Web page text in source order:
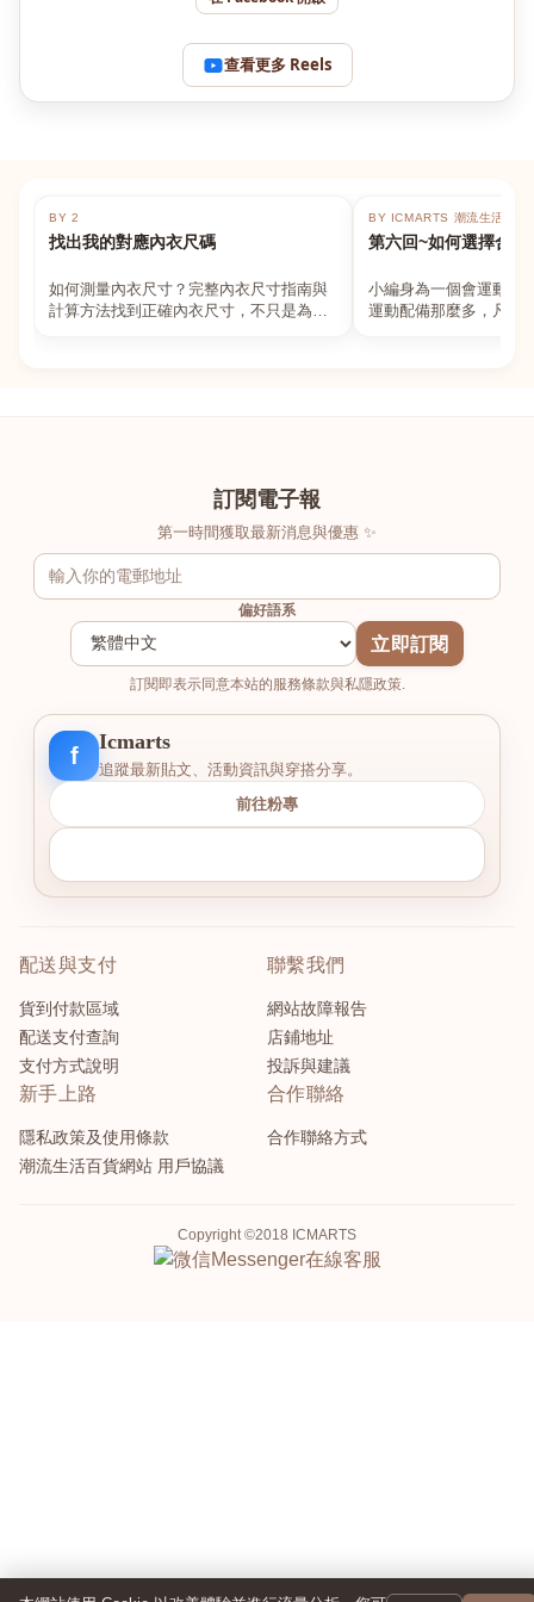
查看更多 Reels
BY 2
找出我的對應內衣尺碼
如何測量內衣尺寸？完整內衣尺寸指南與
計算方法找到正確內衣尺寸，不只是為了
BY ICMARTS 潮流生活百貨
第六回~如何選擇合適
小編身為一個會運動的
運動配備那麼多，凡舉
訂閱電子報
第一時間獲取最新消息與優惠 ✨
偏好語系
立即訂閱
訂閱即表示同意本站的服務條款與私隱政策.
f
Icmarts
追蹤最新貼文、活動資訊與穿搭分享。
前往粉專
配送與支付
貨到付款區域
配送支付查詢
支付方式說明
聯繫我們
網站故障報告
店鋪地址
投訴與建議
新手上路
隱私政策及使用條款
潮流生活百貨網站 用戶協議
合作聯絡
合作聯絡方式
Copyright ©2018 ICMARTS
Messenger在線客服